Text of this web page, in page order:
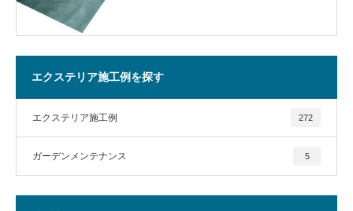
エクステリア施工例を探す
エクステリア施工例 272
ガーデンメンテナンス 5